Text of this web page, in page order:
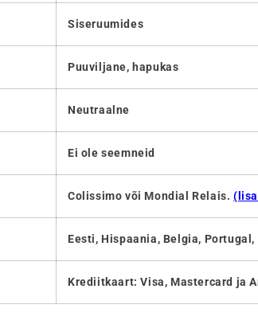
Siseruumides
Puuviljane, hapukas
Neutraalne
Ei ole seemneid
Colissimo või Mondial Relais.
Eesti, Hispaania, Belgia,
Krediitkaart: Visa, Mastercard ja